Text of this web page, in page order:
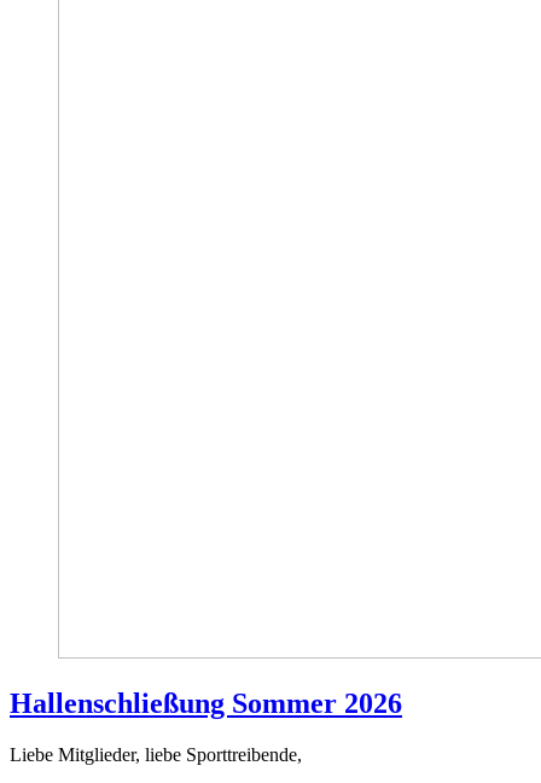
Hallenschließung Sommer 2026
Liebe Mitglieder, liebe Sporttreibende,